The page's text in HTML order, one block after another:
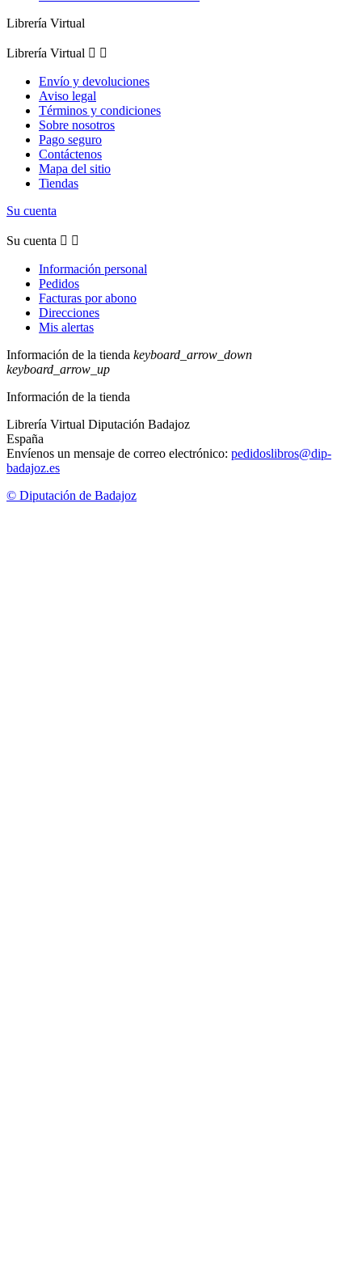
Librería Virtual
Librería Virtual  
Envío y devoluciones
Aviso legal
Términos y condiciones
Sobre nosotros
Pago seguro
Contáctenos
Mapa del sitio
Tiendas
Su cuenta
Su cuenta  
Información personal
Pedidos
Facturas por abono
Direcciones
Mis alertas
Información de la tienda keyboard_arrow_down
keyboard_arrow_up
Información de la tienda
Librería Virtual Diputación Badajoz
España
Envíenos un mensaje de correo electrónico: pedidoslibros@dip-
badajoz.es
© Diputación de Badajoz